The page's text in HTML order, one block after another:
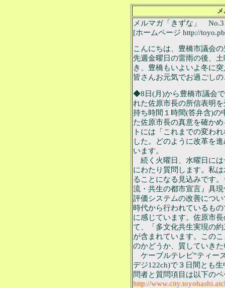
メルマガ「きずな」
[ホームページ http://
こんにちは、豊橋市議会
先週金曜日の雷雨の後、
き、豊橋もいよいよ冬に
皆さんお元気でお過ごし
◆8日(月)から豊橋市議会
れた佐原市長の所信表明
持ち時間１時間(答弁含)の
た佐原市長の真意を確か
トには「これまでの変わ
した。どのように改革を
います。
続く火曜日、水曜日には
にわたり質問します。私
ることになる見込みです
流・共生の都市宣言』具
評価システムの改善につ
時代から行われているも
に感じています。佐原市
て、「多文化共生実現の
が含まれています。この
のかどうか、質していき
ケーブルテレビ”ティー
デジ122ch)で３日間とも
問者と質問項目は以下の
http://